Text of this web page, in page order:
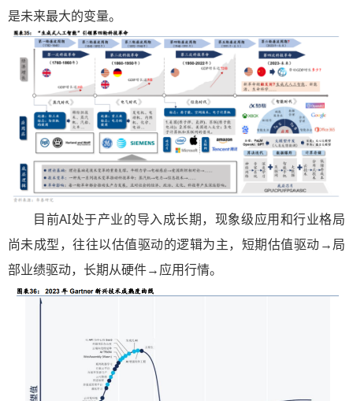
是未来最大的变量。
目前AI处于产业的导入成长期，现象级应用和行业格局
尚未成型，往往以估值驱动的逻辑为主，短期估值驱动→局
部业绩驱动，长期从硬件→应用行情。